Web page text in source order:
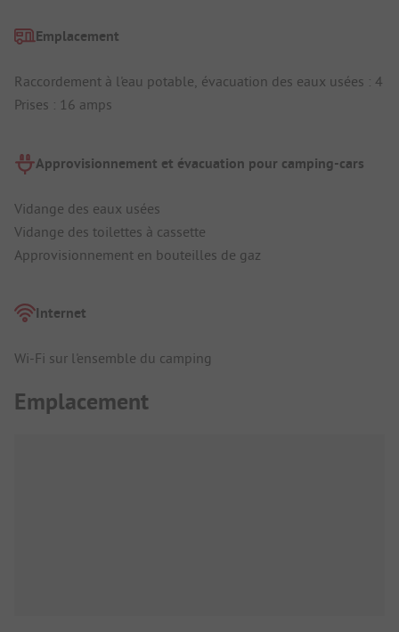
Emplacement
Raccordement à l'eau potable, évacuation des eaux usées : 4
Prises : 16 amps
Approvisionnement et évacuation pour camping-cars
Vidange des eaux usées
Vidange des toilettes à cassette
Approvisionnement en bouteilles de gaz
Internet
Wi-Fi sur l'ensemble du camping
Emplacement